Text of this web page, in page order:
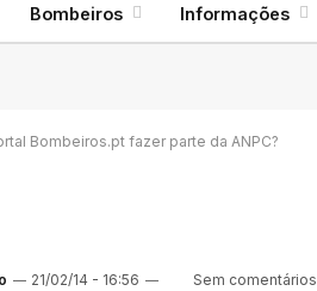
Bombeiros Informações
Bombeiros.pt fazer parte da ANPC?
21/02/14 - 16:56 Sem comentários